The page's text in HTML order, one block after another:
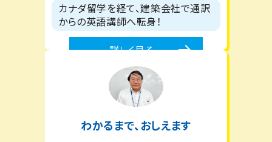
カナダ留学を経て、建築会社で通訳
からの英語講師へ転身！
詳しく見る
わかるまで、おしえます